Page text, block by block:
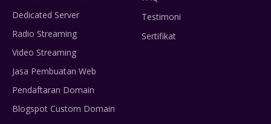
Dedicated Server
Radio Streaming
Video Streaming
Jasa Pembuatan Web
Pendaftaran Domain
Blogspot Custom Domain
Testimoni
Sertifikat